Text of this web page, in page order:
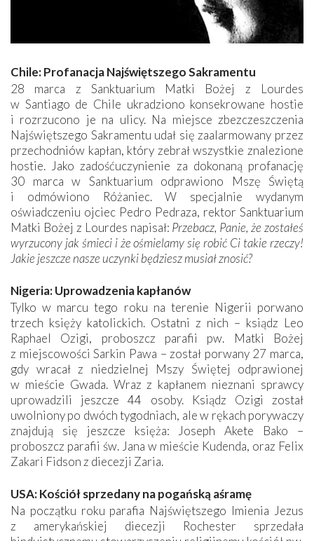
Chile: Profanacja Najświętszego Sakramentu
28 marca z Sanktuarium Matki Bożej z Lourdes
w Santiago de Chile ukradziono konsekrowane hostie
i rozrzucono je na ulicy. Na miejsce zbezczeszczenia
Najświętszego Sakramentu udał się zaalarmowany przez
przechodniów kapłan, który zebrał wszystkie znalezione
hostie. Jako zadośćuczynienie za dokonaną profanację
30 marca w Sanktuarium odprawiono Mszę Świętą
i odmówiono Różaniec. W specjalnie wydanym
oświadczeniu ojciec Pedro Pedraza, rektor Sanktuarium
Matki Bożej z Lourdes napisał: Przebacz, Panie, że zostałeś
wyrzucony jak śmieci i że ośmielamy się robić Ci takie rzeczy!
Jakie jeszcze nasze uczynki będziesz musiał znosić?
Nigeria: Uprowadzenia kapłanów
Tylko w marcu tego roku na terenie Nigerii porwano
trzech księży katolickich. Ostatni z nich – ksiądz Leo
Raphael Ozigi, proboszcz parafii pw. Matki Bożej
z miejscowości Sarkin Pawa – został porwany 27 marca,
gdy wracał z niedzielnej Mszy Świętej odprawionej
w mieście Gwada. Wraz z kapłanem nieznani sprawcy
uprowadzili jeszcze 44 osoby. Ksiądz Ozigi został
uwolniony po dwóch tygodniach, ale w rękach porywaczy
znajdują się jeszcze księża: Joseph Akete Bako –
proboszcz parafii św. Jana w mieście Kudenda, oraz Felix
Zakari Fidson z diecezji Zaria.
USA: Kościół sprzedany na pogańską aśramę
Na początku roku parafia Najświętszego Imienia Jezus
z amerykańskiej diecezji Rochester sprzedała